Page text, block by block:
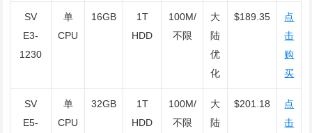
SV
E3-
1230
单
CPU
16GB
1T
HDD
100M/
不限
大
陆
优
化
$189.35
点
击
购
买
SV
E5-
单
CPU
32GB
1T
HDD
100M/
不限
大
陆
$201.18
点
击